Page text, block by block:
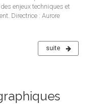
enjeux techniques et
Directrice : Aurore
suite